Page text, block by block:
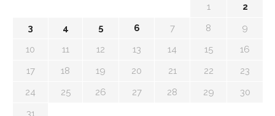
1
2
3
4 5 6 7 8
9
10
11 12 13 14 15
16
17
18 19 20 21 22
23
24
25 26 27 28 29
30
31